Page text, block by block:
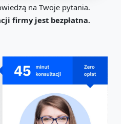
na Twoje pytania.
firmy jest bezpłatna.